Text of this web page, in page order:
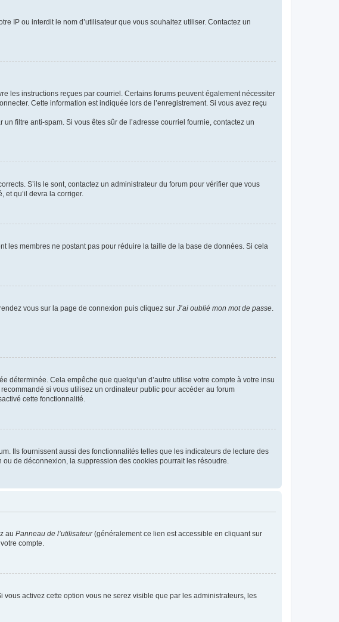
IP ou interdit le nom d’utilisateur que vous souhaitez utiliser. Contactez un
les instructions reçues par courriel. Certains forums peuvent également nécessiter
Cette information est indiquée lors de l’enregistrement. Si vous avez reçu
filtre anti-spam. Si vous êtes sûr de l’adresse courriel fournie, contactez un
S’ils le sont, contactez un administrateur du forum pour vérifier que vous
et qu’il devra la corriger.
les membres ne postant pas pour réduire la taille de la base de données. Si cela
vous sur la page de connexion puis cliquez sur J’ai oublié mon mot de passe
déterminée. Cela empêche que quelqu’un d’autre utilise votre compte à votre insu
si vous utilisez un ordinateur public pour accéder au forum
cette fonctionnalité.
Ils fournissent aussi des fonctionnalités telles que les indicateurs de lecture des
de déconnexion, la suppression des cookies pourrait les résoudre.
au Panneau de l’utilisateur(généralement ce lien est accessible en cliquant sur
compte.
vous activez cette option vous ne serez visible que par les administrateurs, les